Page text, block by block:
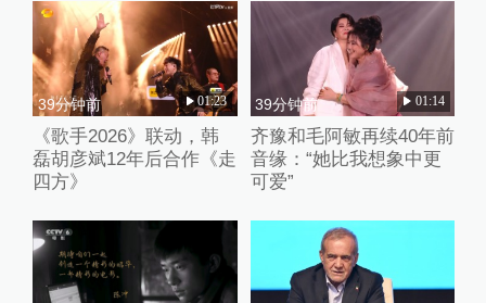
39分钟前 01:23
《歌手2026》联动，韩
磊胡彦斌12年后合作《走
四方》
39分钟前 01:14
齐豫和毛阿敏再续40年前
音缘：“她比我想象中更
可爱”